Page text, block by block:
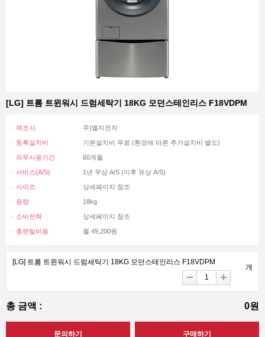
[LG] 트롬 트윈워시 드럼세탁기 18KG 모던스테인리스 F18VDPM
· 제조사 주)엘지전자
· 등록설치비 기본설치비 무료 (환경에 따른 추가설치비 별도)
· 의무사용기간 60개월
· 서비스(A/S) 1년 무상 A/S (이후 유상 A/S)
· 사이즈 상세페이지 참조
· 용량 18kg
· 소비전력 상세페이지 참조
· 총렌탈비용 월 49,200원
[LG] 트롬 트윈워시 드럼세탁기 18KG 모던스테인리스 F18VDPM
개
총 금액 : 0원